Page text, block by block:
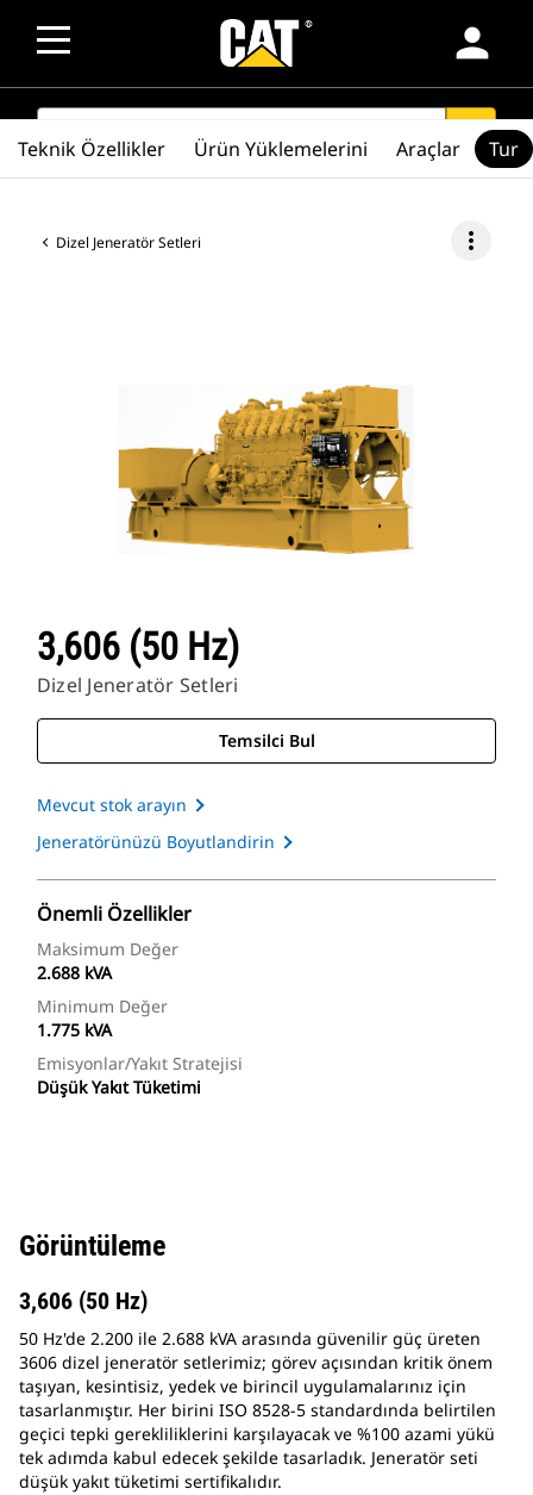
person
SEARCH search
Dizel Jeneratör Setleri more_vert
3,606 (50 Hz)
Dizel Jeneratör Setleri
Temsilci Bul
Mevcut stok arayın
Jeneratörünüzü Boyutlandirin
Önemli Özellikler
Maksimum Değer
2.688 kVA
Minimum Değer
1.775 kVA
Emisyonlar/Yakıt Stratejisi
Düşük Yakıt Tüketimi
Teknik Özellikler Ürün Yüklemelerini Araçlar Tur
Görüntüleme
3,606 (50 Hz)
50 Hz'de 2.200 ile 2.688 kVA arasında güvenilir güç üreten
3606 dizel jeneratör setlerimiz; görev açısından kritik önem
taşıyan, kesintisiz, yedek ve birincil uygulamalarınız için
tasarlanmıştır. Her birini ISO 8528-5 standardında belirtilen
geçici tepki gerekliliklerini karşılayacak ve %100 azami yükü
tek adımda kabul edecek şekilde tasarladık. Jeneratör seti
düşük yakıt tüketimi sertifikalıdır.